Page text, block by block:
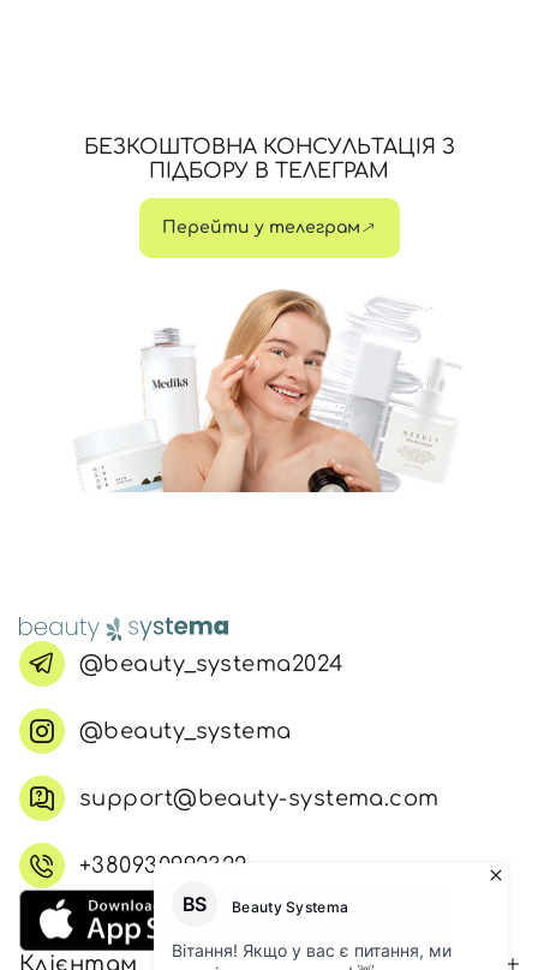
БЕЗКОШТОВНА КОНСУЛЬТАЦІЯ З
ПІДБОРУ В ТЕЛЕГРАМ
Перейти у телеграм
@beauty_systema2024
@beauty_systema
support@beauty-systema.com
+380930992322
Клієнтам